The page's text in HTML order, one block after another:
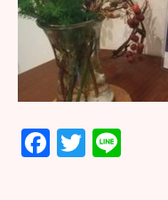
F T